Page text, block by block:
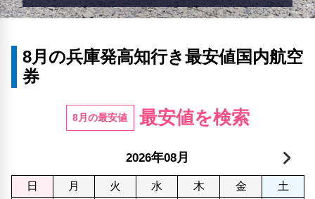
8月の兵庫発高知行き最安値国内航空
券
8月の最安値 最安値を検索
2026年08月
日 月 火 水 木 金
土